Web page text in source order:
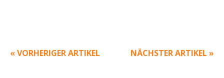
NÄCHSTER ARTIKEL »
« VORHERIGER ARTIKEL